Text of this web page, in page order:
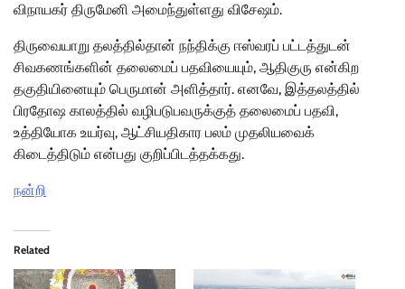
விநாயகர் திருமேனி அமைந்துள்ளது விசேஷம்.
திருவையாறு தலத்தில்தான் நந்திக்கு ஈஸ்வரப் பட்டத்துடன்
சிவகணங்களின் தலைமைப் பதவியையும், ஆதிகுரு என்கிற
தகுதியினையும் பெருமான் அளித்தார். எனவே, இத்தலத்தில்
பிரதோஷ காலத்தில் வழிபடுபவருக்குத் தலைமைப் பதவி,
உத்தியோக உயர்வு, ஆட்சியதிகார பலம் முதலியவைக்
கிடைத்திடும் என்பது குறிப்பிடத்தக்கது.
நன்றி
Related